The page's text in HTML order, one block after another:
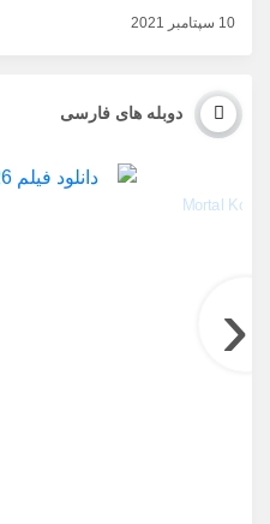
10 سپتامبر 2021
دوبله های فارسی
‹